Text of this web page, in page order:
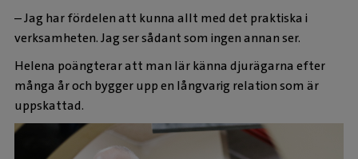
– Jag har fördelen att kunna allt med det praktiska i
verksamheten. Jag ser sådant som ingen annan ser.
Helena poängterar att man lär känna djurägarna efter
många år och bygger upp en långvarig relation som är
uppskattad.